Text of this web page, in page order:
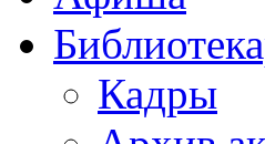
Кадры